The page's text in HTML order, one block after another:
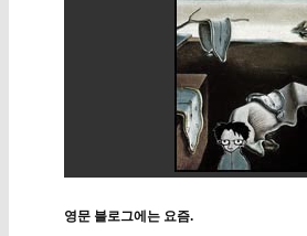
영문 블로그에는 요즘.